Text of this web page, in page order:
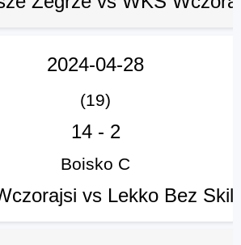
2024-04-28
(19)
14- 2
Boisko C
vs Lekko Bez